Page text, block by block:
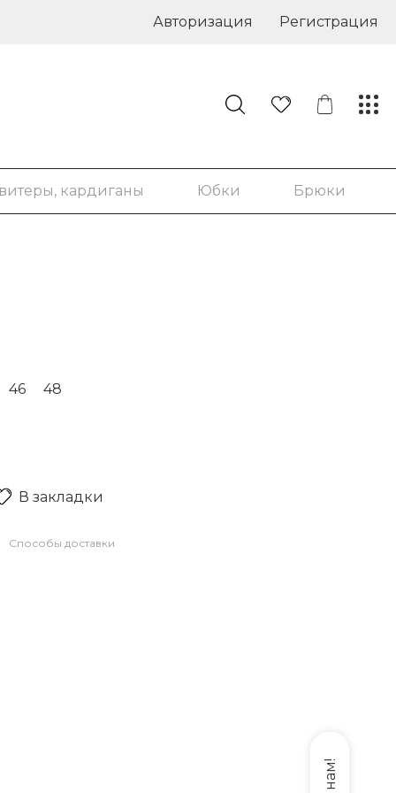
Авторизация Регистрация
кардиганы Юбки Брюки
46 48
В закладки
Способы доставки